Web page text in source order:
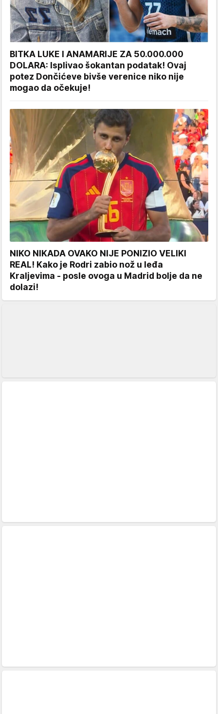
BITKA LUKE I ANAMARIJE ZA 50.000.000
DOLARA: Isplivao šokantan podatak! Ovaj
potez Dončićeve bivše verenice niko nije
mogao da očekuje!
NIKO NIKADA OVAKO NIJE PONIZIO VELIKI
REAL! Kako je Rodri zabio nož u leđa
Kraljevima - posle ovoga u Madrid bolje da ne
dolazi!